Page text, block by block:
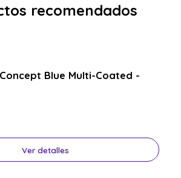
recomendados
Blue Multi-Coated -
Ver detalles